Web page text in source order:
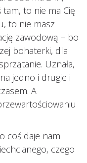
to nie ma Cię
to nie masz
zawodową – bo
bohaterki, dla
Uznała,
jedno i drugie i
A
coś daje nam
czego